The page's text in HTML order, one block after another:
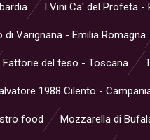
I Vini Ca' del Profeta -
di Varignana - Emilia Romagna
Fattorie del teso - Toscana
1988 Cilento -
food Mozzarella di